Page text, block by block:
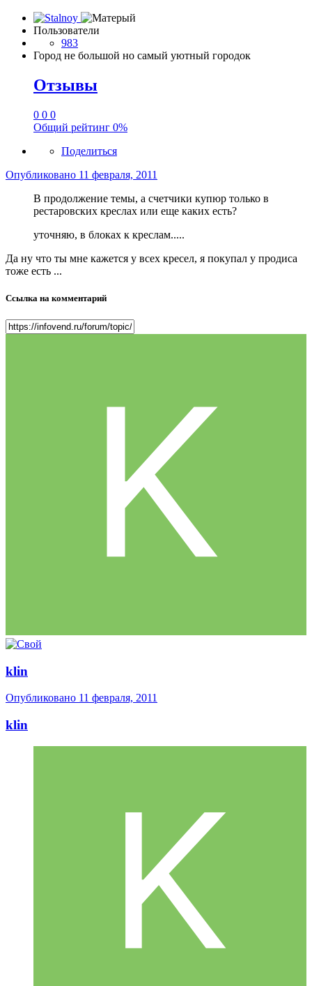
Пользователи
983
Город не большой но самый уютный городок
Отзывы
0 0 0
Общий рейтинг 0%
Поделиться
Опубликовано 11 февраля, 2011
В продолжение темы, а счетчики купюр только в
рестаровских креслах или еще каких есть?
уточняю, в блоках к креслам.....
Да ну что ты мне кажется у всех кресел, я покупал у продиса
тоже есть ...
Ссылка на комментарий
klin
Опубликовано 11 февраля, 2011
klin